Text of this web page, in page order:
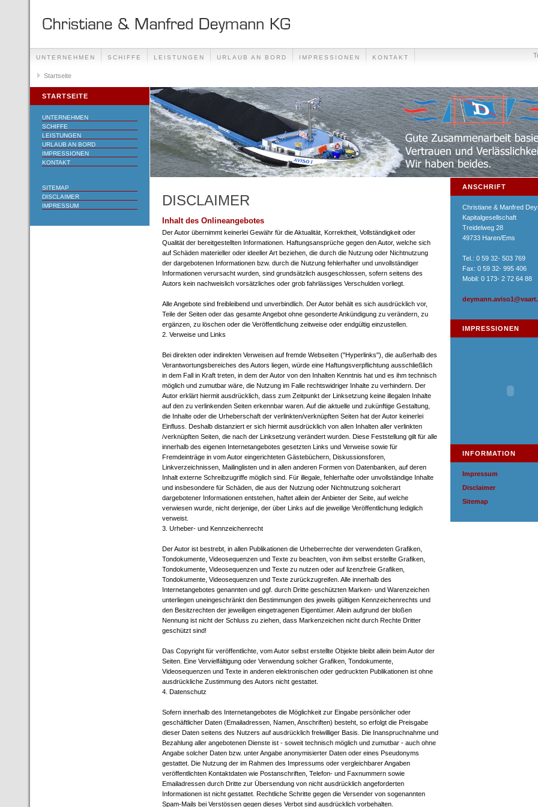
UNTERNEHMEN SCHIFFE LEISTUNGEN URLAUB AN BORD IMPRESSIONEN KONTAKT
Startseite
STARTSEITE
UNTERNEHMEN
SCHIFFE
LEISTUNGEN
URLAUB AN BORD
IMPRESSIONEN
KONTAKT
SITEMAP
DISCLAIMER
IMPRESSUM
DISCLAIMER
Inhalt des Onlineangebotes
Der Autor übernimmt keinerlei Gewähr für die Aktualität, Korrektheit, Vollständigkeit oder
Qualität der bereitgestellten Informationen. Haftungsansprüche gegen den Autor, welche sich
auf Schäden materieller oder ideeller Art beziehen, die durch die Nutzung oder Nichtnutzung
der dargebotenen Informationen bzw. durch die Nutzung fehlerhafter und unvollständiger
Informationen verursacht wurden, sind grundsätzlich ausgeschlossen, sofern seitens des
Autors kein nachweislich vorsätzliches oder grob fahrlässiges Verschulden vorliegt.
Alle Angebote sind freibleibend und unverbindlich. Der Autor behält es sich ausdrücklich vor,
Teile der Seiten oder das gesamte Angebot ohne gesonderte Ankündigung zu verändern, zu
ergänzen, zu löschen oder die Veröffentlichung zeitweise oder endgültig einzustellen.
2. Verweise und Links
Bei direkten oder indirekten Verweisen auf fremde Webseiten ("Hyperlinks"), die außerhalb des
Verantwortungsbereiches des Autors liegen, würde eine Haftungsverpflichtung ausschließlich
in dem Fall in Kraft treten, in dem der Autor von den Inhalten Kenntnis hat und es ihm technisch
möglich und zumutbar wäre, die Nutzung im Falle rechtswidriger Inhalte zu verhindern. Der
Autor erklärt hiermit ausdrücklich, dass zum Zeitpunkt der Linksetzung keine illegalen Inhalte
auf den zu verlinkenden Seiten erkennbar waren. Auf die aktuelle und zukünftige Gestaltung,
die Inhalte oder die Urheberschaft der verlinkten/verknüpften Seiten hat der Autor keinerlei
Einfluss. Deshalb distanziert er sich hiermit ausdrücklich von allen Inhalten aller verlinkten
/verknüpften Seiten, die nach der Linksetzung verändert wurden. Diese Feststellung gilt für alle
innerhalb des eigenen Internetangebotes gesetzten Links und Verweise sowie für
Fremdeinträge in vom Autor eingerichteten Gästebüchern, Diskussionsforen,
Linkverzeichnissen, Mailinglisten und in allen anderen Formen von Datenbanken, auf deren
Inhalt externe Schreibzugriffe möglich sind. Für illegale, fehlerhafte oder unvollständige Inhalte
und insbesondere für Schäden, die aus der Nutzung oder Nichtnutzung solcherart
dargebotener Informationen entstehen, haftet allein der Anbieter der Seite, auf welche
verwiesen wurde, nicht derjenige, der über Links auf die jeweilige Veröffentlichung lediglich
verweist.
3. Urheber- und Kennzeichenrecht
Der Autor ist bestrebt, in allen Publikationen die Urheberrechte der verwendeten Grafiken,
Tondokumente, Videosequenzen und Texte zu beachten, von ihm selbst erstellte Grafiken,
Tondokumente, Videosequenzen und Texte zu nutzen oder auf lizenzfreie Grafiken,
Tondokumente, Videosequenzen und Texte zurückzugreifen. Alle innerhalb des
Internetangebotes genannten und ggf. durch Dritte geschützten Marken- und Warenzeichen
unterliegen uneingeschränkt den Bestimmungen des jeweils gültigen Kennzeichenrechts und
den Besitzrechten der jeweiligen eingetragenen Eigentümer. Allein aufgrund der bloßen
Nennung ist nicht der Schluss zu ziehen, dass Markenzeichen nicht durch Rechte Dritter
geschützt sind!
Das Copyright für veröffentlichte, vom Autor selbst erstellte Objekte bleibt allein beim Autor der
Seiten. Eine Vervielfältigung oder Verwendung solcher Grafiken, Tondokumente,
Videosequenzen und Texte in anderen elektronischen oder gedruckten Publikationen ist ohne
ausdrückliche Zustimmung des Autors nicht gestattet.
4. Datenschutz
Sofern innerhalb des Internetangebotes die Möglichkeit zur Eingabe persönlicher oder
geschäftlicher Daten (Emailadressen, Namen, Anschriften) besteht, so erfolgt die Preisgabe
dieser Daten seitens des Nutzers auf ausdrücklich freiwilliger Basis. Die Inanspruchnahme und
Bezahlung aller angebotenen Dienste ist - soweit technisch möglich und zumutbar - auch ohne
Angabe solcher Daten bzw. unter Angabe anonymisierter Daten oder eines Pseudonyms
gestattet. Die Nutzung der im Rahmen des Impressums oder vergleichbarer Angaben
veröffentlichten Kontaktdaten wie Postanschriften, Telefon- und Faxnummern sowie
Emailadressen durch Dritte zur Übersendung von nicht ausdrücklich angeforderten
Informationen ist nicht gestattet. Rechtliche Schritte gegen die Versender von sogenannten
Spam-Mails bei Verstössen gegen dieses Verbot sind ausdrücklich vorbehalten.
ANSCHRIFT
Christiane & Manfred
Kapitalgesellschaft
Treidelweg 28
49733 Haren/Ems
Tel.: 0 59 32- 503 769
Fax: 0 59 32- 995 406
Mobil: 0 173- 2 72 64 88
IMPRESSIONEN
INFORMATION
Impressum
Disclaimer
Sitemap